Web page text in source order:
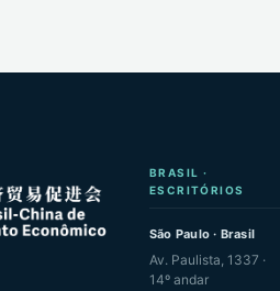
BRASIL ·
ESCRITÓRIOS
São Paulo · Brasil
Av. Paulista, 1337 ·
14º andar